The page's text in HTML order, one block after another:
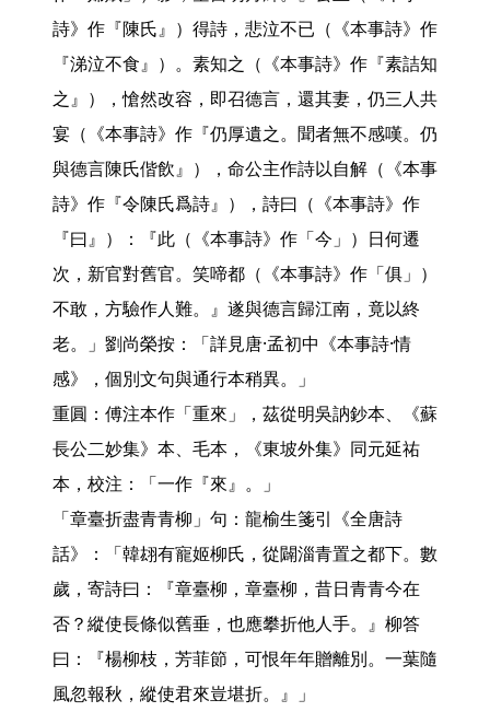
詩》作『陳氏』）得詩，悲泣不已（《本事詩》作
『涕泣不食』）。素知之（《本事詩》作『素詰知
之』），愴然改容，即召德言，還其妻，仍三人共
宴（《本事詩》作『仍厚遺之。聞者無不感嘆。仍
與德言陳氏偕飲』），命公主作詩以自解（《本事
詩》作『令陳氏爲詩』），詩曰（《本事詩》作
『曰』）：『此（《本事詩》作「今」）日何遷
次，新官對舊官。笑啼都（《本事詩》作「俱」）
不敢，方驗作人難。』遂與德言歸江南，竟以終
老。」劉尚榮按：「詳見唐·孟初中《本事詩·情
感》，個別文句與通行本稍異。」
重圓：傅注本作「重來」，茲從明吳訥鈔本、《蘇
長公二妙集》本、毛本，《東坡外集》同元延祐
本，校注：「一作『來』。」
「章臺折盡青青柳」句：龍榆生箋引《全唐詩
話》：「韓翃有寵姬柳氏，從闢淄青置之都下。數
歲，寄詩曰：『章臺柳，章臺柳，昔日青青今在
否？縱使長條似舊垂，也應攀折他人手。』柳答
曰：『楊柳枝，芳菲節，可恨年年贈離別。一葉隨
風忽報秋，縱使君來豈堪折。』」